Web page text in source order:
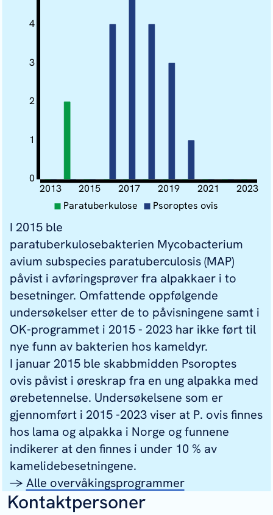
sannsynlige dødsårsaker på
forgiftning, bakterieinfeksjoner og
2013 2015 2017 2019 2021 2023
0
1
2
3
4
Paratuberkulose Psoroptes ovis
I 2015 ble
paratuberkulosebakterien Mycobacterium
avium subspecies paratuberculosis(MAP)
påvist i avføringsprøver fra alpakkaer i to
besetninger. Omfattende oppfølgende
undersøkelser etter de to påvisningene samt i
OK-programmet i 2015 - 2023 har ikke ført til
nye funn av bakterien hos kameldyr.
I januar 2015 ble skabbmidden Psoroptes
ovispåvist i øreskrap fra en ung alpakka med
ørebetennelse. Undersøkelsene som er
gjennomført i 2015 -2023 viser at P. ovisfinnes
hos lama og alpakka i Norge og funnene
indikerer at den finnes i under 10 % av
kamelidebesetningene.
→ Alle overvåkingsprogrammer
Kontaktpersoner